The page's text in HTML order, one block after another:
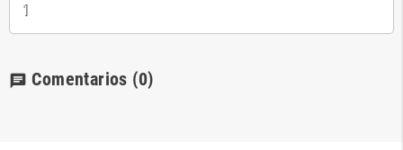
']
chat Comentarios (0)